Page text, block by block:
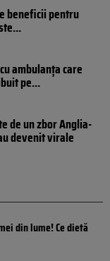
beneficii pentru
ambulanța care
pe...
de un zbor Anglia-
devenit virale
din lume! Ce dietă